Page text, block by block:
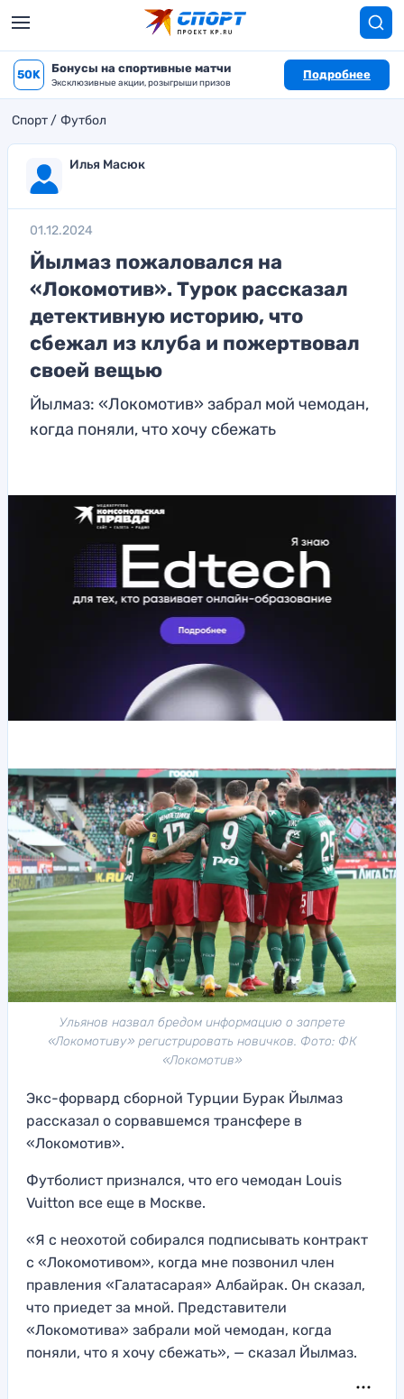
50K Бонусы на спортивные матчи
Эксклюзивные акции, розыгрыши призов
Подробнее
Спорт Футбол
Илья Масюк
01.12.2024
Йылмаз пожаловался на
«Локомотив». Турок рассказал
детективную историю, что
сбежал из клуба и пожертвовал
своей вещью
Йылмаз: «Локомотив» забрал мой чемодан,
когда поняли, что хочу сбежать
Ульянов назвал бредом информацию о запрете
«Локомотиву» регистрировать новичков. Фото: ФК
«Локомотив»
Экс-форвард сборной Турции Бурак Йылмаз
рассказал о сорвавшемся трансфере в
«Локомотив».
Футболист признался, что его чемодан Louis
Vuitton все еще в Москве.
«Я с неохотой собирался подписывать контракт
с «Локомотивом», когда мне позвонил член
правления «Галатасарая» Албайрак. Он сказал,
что приедет за мной. Представители
«Локомотива» забрали мой чемодан, когда
поняли, что я хочу сбежать», — сказал Йылмаз.